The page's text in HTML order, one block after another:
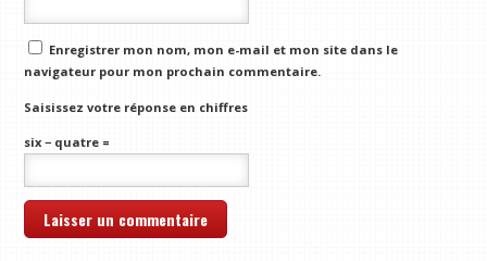
Enregistrer mon nom, mon e-mail et mon site dans le
navigateur pour mon prochain commentaire.
Saisissez votre réponse en chiffres
six − quatre =